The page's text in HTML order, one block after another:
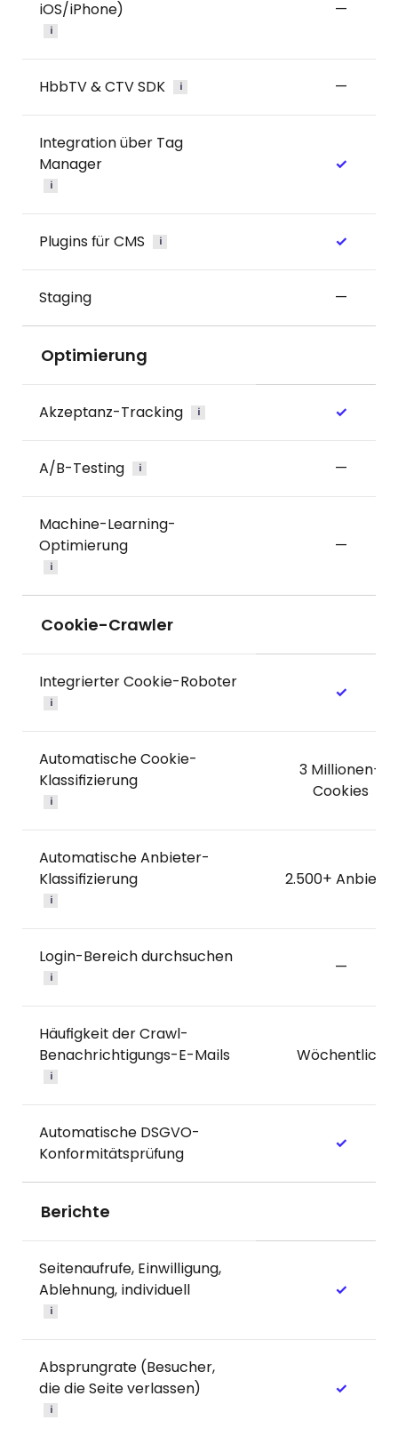
iOS/iPhone)
i
—
HbbTV & CTV SDK i —
Integration über Tag
Manager
i
✓
Plugins für CMS i ✓
Staging —
Optimierung
Akzeptanz-Tracking i ✓
A/B-Testing i —
Machine-Learning-
Optimierung
i
—
Cookie-Crawler
Integrierter Cookie-Roboter
i
✓
Automatische Cookie-
Klassifizierung
i
3 Millionen+
Cookies
Automatische Anbieter-
Klassifizierung
i
2.500+ Anbieter
Login-Bereich durchsuchen
i
—
Häufigkeit der Crawl-
Benachrichtigungs-E-Mails
i
Wöchentlich
Automatische DSGVO-
Konformitätsprüfung
✓
Berichte
Seitenaufrufe, Einwilligung,
Ablehnung, individuell
i
✓
Absprungrate (Besucher,
die die Seite verlassen)
i
✓